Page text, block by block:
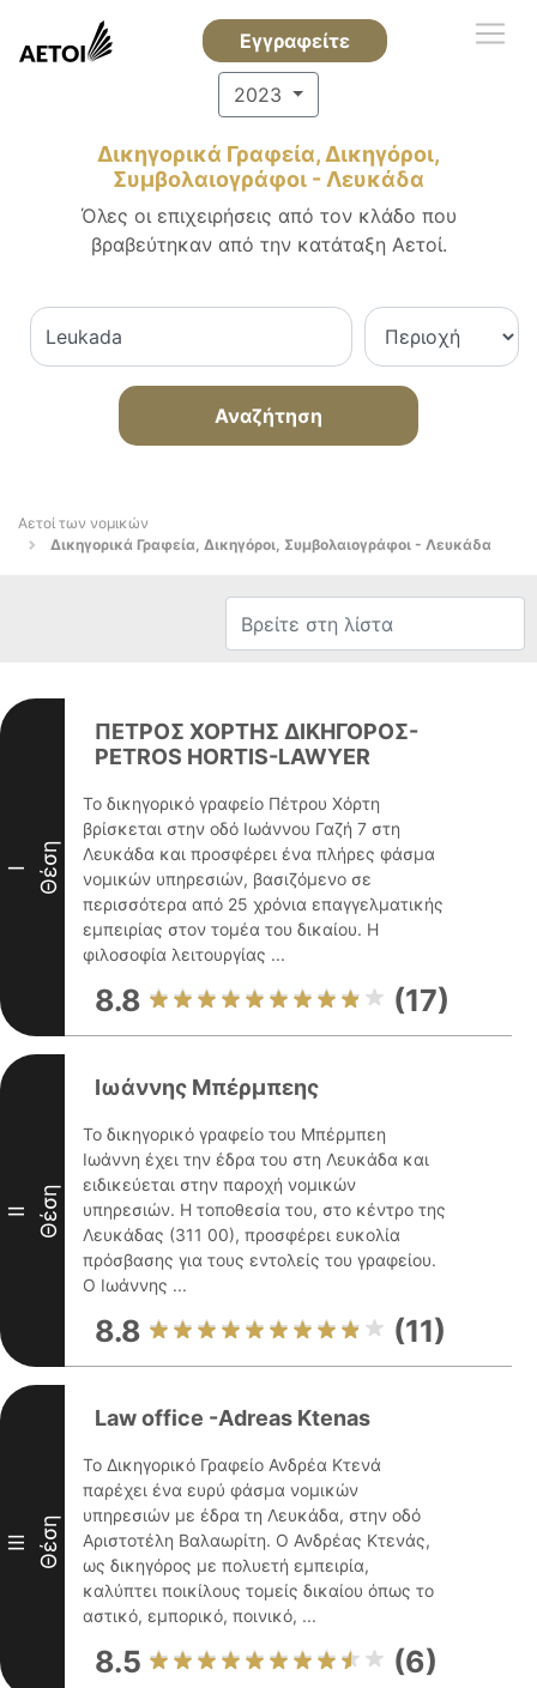
Εγγραφείτε
2023
Δικηγορικά Γραφεία, Δικηγόροι,
Συμβολαιογράφοι - Λευκάδα
Όλες οι επιχειρήσεις από τον κλάδο που
βραβεύτηκαν από την κατάταξη Αετοί.
Αναζήτηση
Αετοί των νομικών
Δικηγορικά Γραφεία, Δικηγόροι, Συμβολαιογράφοι - Λευκάδα
I Θέση
ΠΕΤΡΟΣ ΧΟΡΤΗΣ ΔΙΚΗΓΟΡΟΣ-
PETROS HORTIS-LAWYER
Το δικηγορικό γραφείο Πέτρου Χόρτη
βρίσκεται στην οδό Ιωάννου Γαζή 7 στη
Λευκάδα και προσφέρει ένα πλήρες φάσμα
νομικών υπηρεσιών, βασιζόμενο σε
περισσότερα από 25 χρόνια επαγγελματικής
εμπειρίας στον τομέα του δικαίου. Η
φιλοσοφία λειτουργίας ...
8.8 (17)
II Θέση
Ιωάννης Μπέρμπεης
Το δικηγορικό γραφείο του Μπέρμπεη
Ιωάννη έχει την έδρα του στη Λευκάδα και
ειδικεύεται στην παροχή νομικών
υπηρεσιών. Η τοποθεσία του, στο κέντρο της
Λευκάδας (311 00), προσφέρει ευκολία
πρόσβασης για τους εντολείς του γραφείου.
Ο Ιωάννης ...
8.8 (11)
III Θέση
Law office -Adreas Ktenas
Το Δικηγορικό Γραφείο Ανδρέα Κτενά
παρέχει ένα ευρύ φάσμα νομικών
υπηρεσιών με έδρα τη Λευκάδα, στην οδό
Αριστοτέλη Βαλαωρίτη. Ο Ανδρέας Κτενάς,
ως δικηγόρος με πολυετή εμπειρία,
καλύπτει ποικίλους τομείς δικαίου όπως το
αστικό, εμπορικό, ποινικό, ...
8.5 (6)